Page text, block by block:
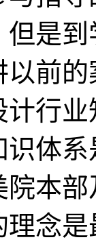
是
前
行
体
本
念